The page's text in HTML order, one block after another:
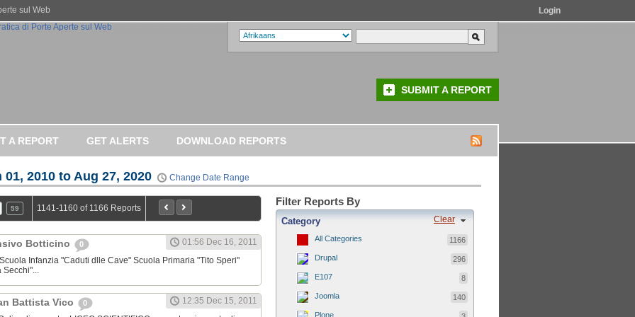
sul Web Login
SUBMIT A REPORT
A REPORT GET ALERTS DOWNLOAD REPORTS
01, 2010 to Aug 27, 2020 Change Date Range
59 1141-1160 of 1166 Reports
Botticino 0
01:56 Dec 16, 2011
Infanzia "Caduti dlle Cave" Scuola Primaria "Tito Speri"
Secchi"...
Battista Vico 0
12:35 Dec 15, 2011
Filter Reports By
Clear
Category
All Categories 1166
Drupal 296
E107 8
Joomla 140
Plone